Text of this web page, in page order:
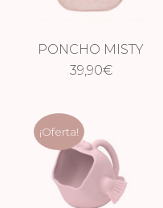
PONCHO MISTY
ROSE
39,90€
¡Oferta!